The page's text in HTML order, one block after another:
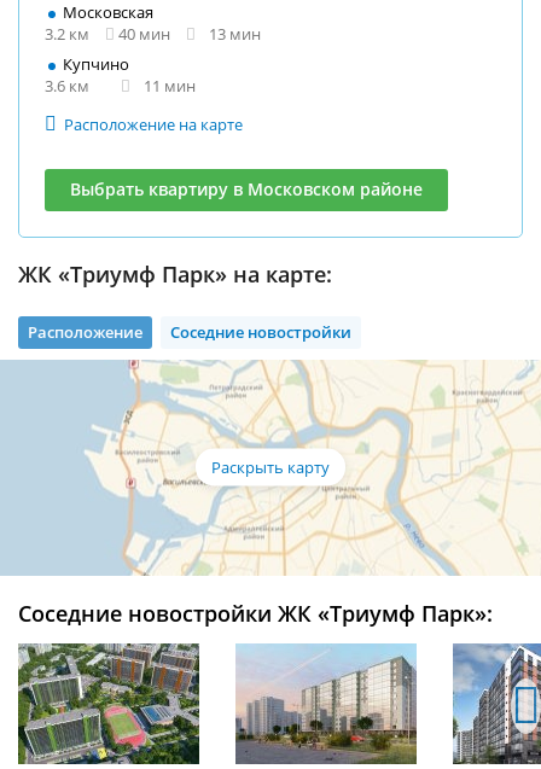
Московская
3.2 км
40 мин
13 мин
Купчино
3.6 км
11 мин
Расположение на карте
Выбрать квартиру в Московском районе
ЖК «Триумф Парк» на карте:
Расположение Соседние новостройки
Соседние новостройки ЖК «Триумф Парк»: